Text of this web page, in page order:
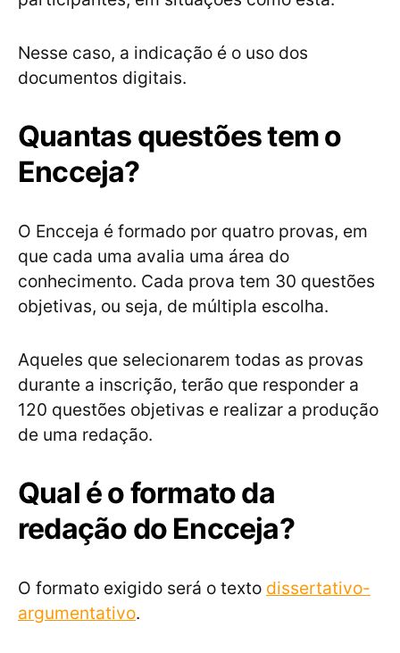
Nesse caso, a indicação é o uso dos
documentos digitais.
Quantas questões tem o
Encceja?
O Encceja é formado por quatro provas, em
que cada uma avalia uma área do
conhecimento. Cada prova tem 30 questões
objetivas, ou seja, de múltipla escolha.
Aqueles que selecionarem todas as provas
durante a inscrição, terão que responder a
120 questões objetivas e realizar a produção
de uma redação.
Qual é o formato da
redação do Encceja?
O formato exigido será o texto dissertativo-
argumentativo.